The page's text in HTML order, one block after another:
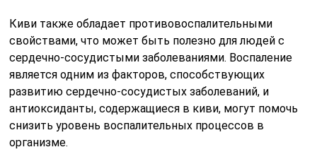
Киви также обладает противовоспалительными
свойствами, что может быть полезно для людей с
сердечно-сосудистыми заболеваниями. Воспаление
является одним из факторов, способствующих
развитию сердечно-сосудистых заболеваний, и
антиоксиданты, содержащиеся в киви, могут помочь
снизить уровень воспалительных процессов в
организме.